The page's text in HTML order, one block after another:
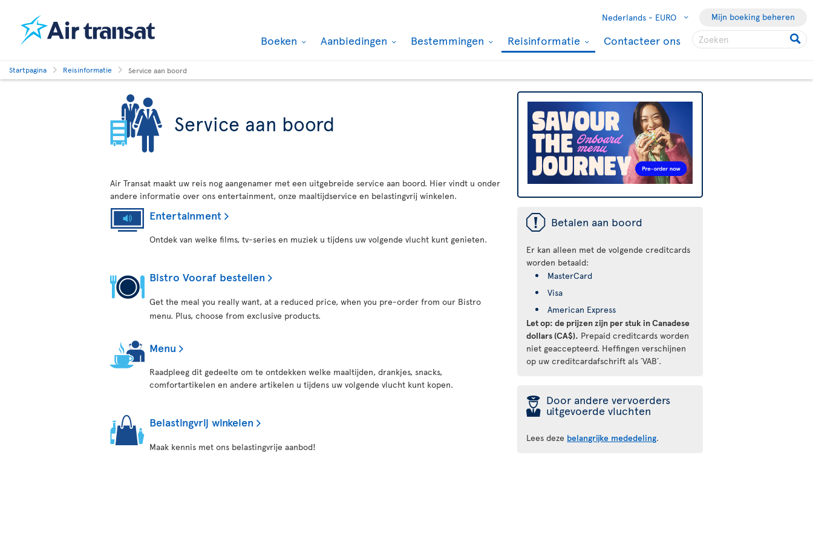
Nederlands - EURO Mijn boeking beheren
Boeken Aanbiedingen Bestemmingen Reisinformatie Contacteer ons
Startpagina Reisinformatie Service aan boord
Service aan boord
Air Transat maakt uw reis nog aangenamer met een uitgebreide service aan boord. Hier vindt u onder
andere informatie over ons entertainment, onze maaltijdservice en belastingvrij winkelen.
Entertainment
Ontdek van welke films, tv-series en muziek u tijdens uw volgende vlucht kunt genieten.
Bistro Vooraf bestellen
Get the meal you really want, at a reduced price, when you pre-order from our Bistro
menu. Plus, choose from exclusive products.
Menu
Raadpleeg dit gedeelte om te ontdekken welke maaltijden, drankjes, snacks,
comfortartikelen en andere artikelen u tijdens uw volgende vlucht kunt kopen.
Belastingvrij winkelen
Maak kennis met ons belastingvrije aanbod!
ü Betalen aan boord
Er kan alleen met de volgende creditcards
worden betaald:
MasterCard
Visa
American Express
Let op: de prijzen zijn per stuk in Canadese
dollars (CA$). Prepaid creditcards worden
niet geaccepteerd. Heffingen verschijnen
op uw creditcardafschrift als ´VAB´.
þ Door andere vervoerders
uitgevoerde vluchten
Lees deze belangrijke mededeling.